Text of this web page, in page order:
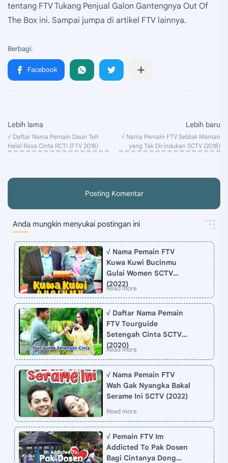
tentang FTV Tukang Penjual Galon Gantengnya Out Of
The Box ini. Sampai jumpa di artikel FTV lainnya.
Posting Komentar
Anda mungkin menyukai postingan ini
√ Nama Pemain FTV
Kuwa Kuwi Bucinmu
Gulai Women SCTV
(2022)
√ Daftar Nama Pemain
FTV Tourguide
Setengah Cinta SCTV
(2020)
√ Nama Pemain FTV
Wah Gak Nyangka Bakal
Serame Ini SCTV (2022)
√ Pemain FTV Im
Addicted To Pak Dosen
Bagi Cintanya Dong